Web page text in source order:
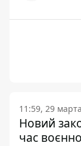
11:59, 29
Новий
час